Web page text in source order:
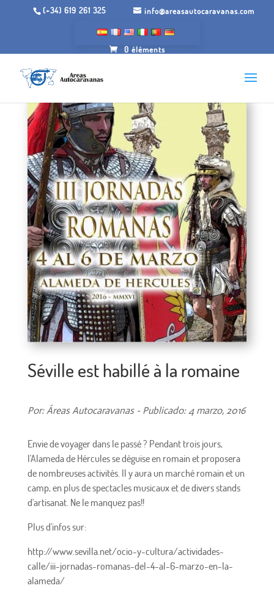
(+34) 619 261 325 info@areasautocaravanas.com
0 éléments
Séville est habillé à la romaine
Por: Áreas Autocaravanas - Publicado: 4 marzo, 2016
Envie de voyager dans le passé ? Pendant trois jours,
l'Alameda de Hércules se déguise en romain et proposera
de nombreuses activités. Il y aura un marché romain et un
camp, en plus de spectacles musicaux et de divers stands
d'artisanat. Ne le manquez pas!!
Plus d'infos sur:
http://www.sevilla.net/ocio-y-cultura/actividades-
calle/iii-jornadas-romanas-del-4-al-6-marzo-en-la-
alameda/